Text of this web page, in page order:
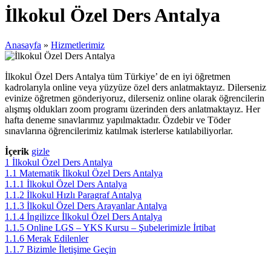
İlkokul Özel Ders Antalya
Anasayfa » Hizmetlerimiz
İlkokul Özel Ders Antalya tüm Türkiye’ de en iyi öğretmen
kadrolarıyla online veya yüzyüze özel ders anlatmaktayız. Dilerseniz
evinize öğretmen gönderiyoruz, dilerseniz online olarak öğrencilerin
alışmış oldukları zoom programı üzerinden ders anlatmaktayız. Her
hafta deneme sınavlarımız yapılmaktadır. Özdebir ve Töder
sınavlarına öğrencilerimiz katılmak isterlerse katılabiliyorlar.
İçerik gizle
1 İlkokul Özel Ders Antalya
1.1 Matematik İlkokul Özel Ders Antalya
1.1.1 İlkokul Özel Ders Antalya
1.1.2 İlkokul Hızlı Paragraf Antalya
1.1.3 İlkokul Özel Ders Arayanlar Antalya
1.1.4 İngilizce İlkokul Özel Ders Antalya
1.1.5 Online LGS – YKS Kursu – Şubelerimizle İrtibat
1.1.6 Merak Edilenler
1.1.7 Bizimle İletişime Geçin